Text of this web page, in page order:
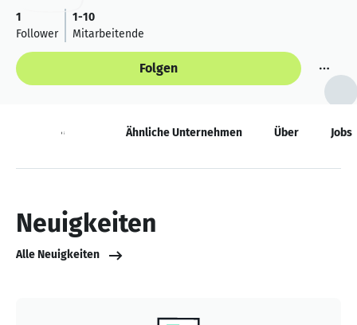
1
Follower
1-10
Mitarbeitende
Folgen
Neuigkeiten Ähnliche Unternehmen Über Jobs
Neuigkeiten
Alle Neuigkeiten